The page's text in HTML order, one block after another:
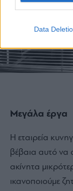
Data
Μεγάλα έργα
Η εταιρεία
βέβαια αυτό να
ακίνητα
ικανοποιούμε